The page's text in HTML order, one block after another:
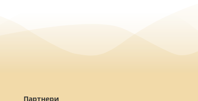
Партнери